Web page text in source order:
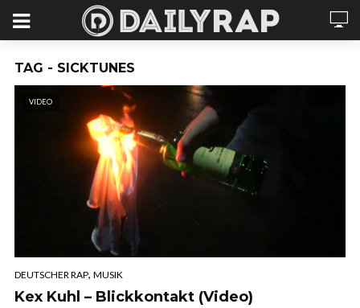
TAG - SICKTUNES
VIDEO
DEUTSCHER RAP, MUSIK
Kex Kuhl – Blickkontakt (Video)